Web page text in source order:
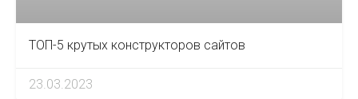
ТОП-5 крутых конструкторов сайтов
23.03.2023